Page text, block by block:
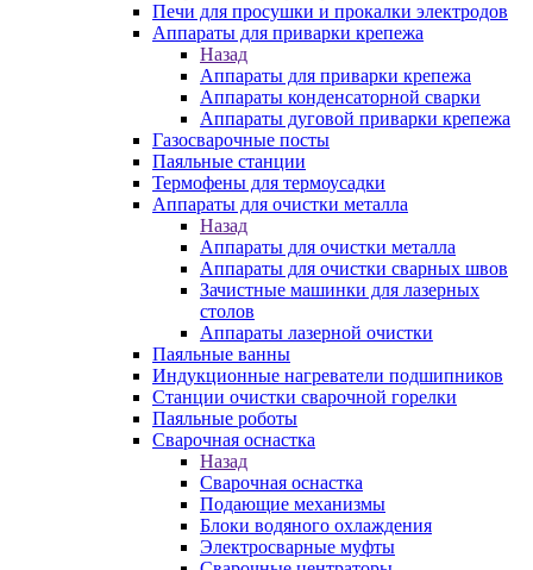
Печи для просушки и прокалки электродов
Аппараты для приварки крепежа
Назад
Аппараты для приварки крепежа
Аппараты конденсаторной сварки
Аппараты дуговой приварки крепежа
Газосварочные посты
Паяльные станции
Термофены для термоусадки
Аппараты для очистки металла
Назад
Аппараты для очистки металла
Аппараты для очистки сварных швов
Зачистные машинки для лазерных
столов
Аппараты лазерной очистки
Паяльные ванны
Индукционные нагреватели подшипников
Станции очистки сварочной горелки
Паяльные роботы
Сварочная оснастка
Назад
Сварочная оснастка
Подающие механизмы
Блоки водяного охлаждения
Электросварные муфты